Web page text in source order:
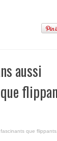
aussi
que flippants.